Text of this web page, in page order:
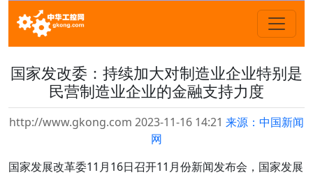
国家发改委：持续加大对制造业企业特别是
民营制造业企业的金融支持力度
http://www.gkong.com 2023-11-16 14:21 来源：中国新闻
网
国家发展改革委11月16日召开11月份新闻发布会，国家发展